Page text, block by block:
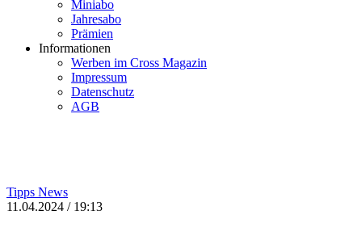
Miniabo
Jahresabo
Prämien
Informationen
Werben im Cross Magazin
Impressum
Datenschutz
AGB
Tipps News
11.04.2024 / 19:13